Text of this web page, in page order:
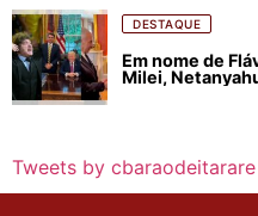
DESTAQUE
Em nome de
Milei,
Tweets by cbaraodeitarare